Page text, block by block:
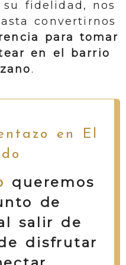
fidelidad, nos
convertirnos
para tomar
en el barrio
.
en El
queremos
de
salir de
disfrutar